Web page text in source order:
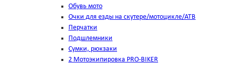
Обувь мото
Очки для езды на скутере/мотоцикле/АТВ
Перчатки
Подшлемники
Сумки, рюкзаки
2 Мотоэкипировка PRO-BIKER